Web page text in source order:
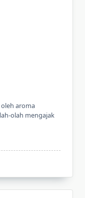
aroma
olah mengajak